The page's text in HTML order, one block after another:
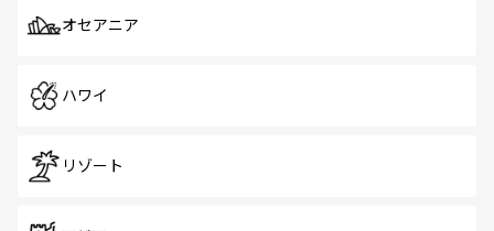
オセアニア
ハワイ
リゾート